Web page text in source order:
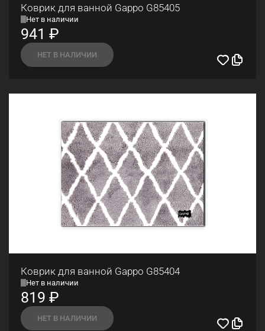
Коврик для ванной Gappo G85405
Нет в наличии
941 ₽
НЕТ В НАЛИЧИИ
Коврик для ванной Gappo G85404
Нет в наличии
819 ₽
НЕТ В НАЛИЧИИ